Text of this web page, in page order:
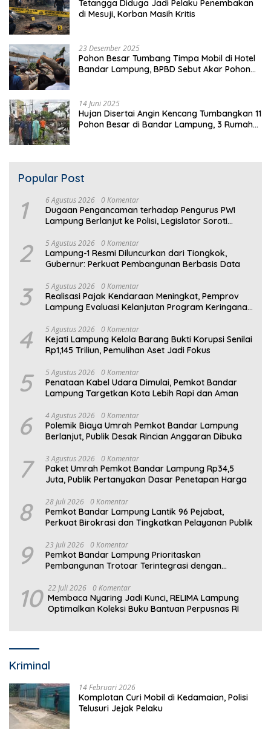
Tetangga Diduga Jadi Pelaku Penembakan
di Mesuji, Korban Masih Kritis
23 Desember 2025
Pohon Besar Tumbang Timpa Mobil di Hotel
Bandar Lampung, BPBD Sebut Akar Pohon
14 Juni 2025
Hujan Disertai Angin Kencang Tumbangkan 11
Pohon Besar di Bandar Lampung, 3 Rumah
Popular Post
1 6 Agustus 2026 0 Komentar
Dugaan Pengancaman terhadap Pengurus PWI
Lampung Berlanjut ke Polisi, Legislator Soroti
2 5 Agustus 2026 0 Komentar
Lampung-1 Resmi Diluncurkan dari Tiongkok,
Gubernur: Perkuat Pembangunan Berbasis Data
3 5 Agustus 2026 0 Komentar
Realisasi Pajak Kendaraan Meningkat, Pemprov
Lampung Evaluasi Kelanjutan Program Keringanan
4 5 Agustus 2026 0 Komentar
Kejati Lampung Kelola Barang Bukti Korupsi Senilai
Rp1,145 Triliun, Pemulihan Aset Jadi Fokus
5 5 Agustus 2026 0 Komentar
Penataan Kabel Udara Dimulai, Pemkot Bandar
Lampung Targetkan Kota Lebih Rapi dan Aman
6 4 Agustus 2026 0 Komentar
Polemik Biaya Umrah Pemkot Bandar Lampung
Berlanjut, Publik Desak Rincian Anggaran Dibuka
7 3 Agustus 2026 0 Komentar
Paket Umrah Pemkot Bandar Lampung Rp34,5
Juta, Publik Pertanyakan Dasar Penetapan Harga
8 28 Juli 2026 0 Komentar
Pemkot Bandar Lampung Lantik 96 Pejabat,
Perkuat Birokrasi dan Tingkatkan Pelayanan Publik
9 23 Juli 2026 0 Komentar
Pemkot Bandar Lampung Prioritaskan
Pembangunan Trotoar Terintegrasi dengan
10 22 Juli 2026 0 Komentar
Membaca Nyaring Jadi Kunci, RELIMA Lampung
Optimalkan Koleksi Buku Bantuan Perpusnas RI
Kriminal
14 Februari 2026
Komplotan Curi Mobil di Kedamaian, Polisi
Telusuri Jejak Pelaku